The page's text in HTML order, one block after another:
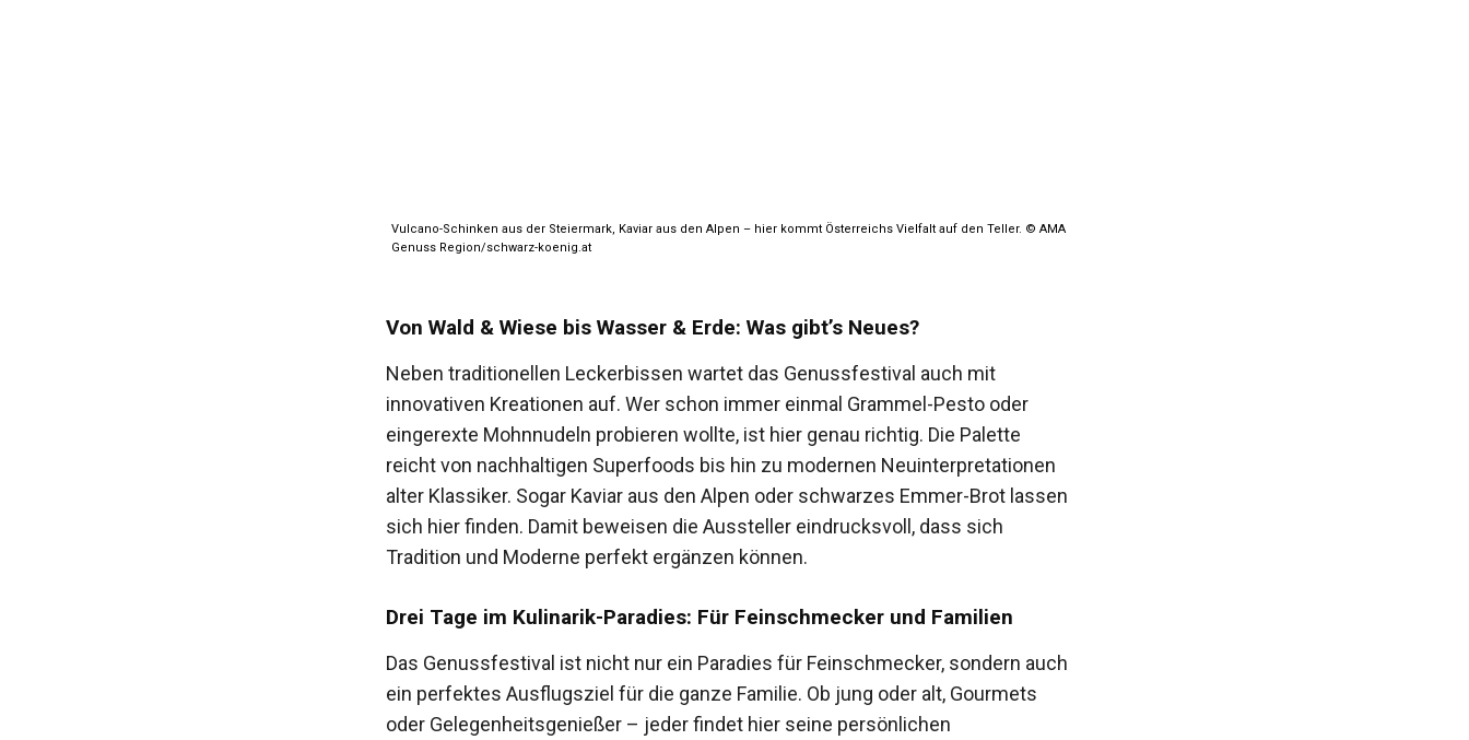
Vulcano-Schinken aus der Steiermark, Kaviar aus den Alpen – hier kommt Österreichs Vielfalt auf den Teller. © AMA
Genuss Region/schwarz-koenig.at
Von Wald & Wiese bis Wasser & Erde: Was gibt’s Neues?
Neben traditionellen Leckerbissen wartet das Genussfestival auch mit
innovativen Kreationen auf. Wer schon immer einmal Grammel-Pesto oder
eingerexte Mohnnudeln probieren wollte, ist hier genau richtig. Die Palette
reicht von nachhaltigen Superfoods bis hin zu modernen Neuinterpretationen
alter Klassiker. Sogar Kaviar aus den Alpen oder schwarzes Emmer-Brot lassen
sich hier finden. Damit beweisen die Aussteller eindrucksvoll, dass sich
Tradition und Moderne perfekt ergänzen können.
Drei Tage im Kulinarik-Paradies: Für Feinschmecker und Familien
Das Genussfestival ist nicht nur ein Paradies für Feinschmecker, sondern auch
ein perfektes Ausflugsziel für die ganze Familie. Ob jung oder alt, Gourmets
oder Gelegenheitsgenießer – jeder findet hier seine persönlichen